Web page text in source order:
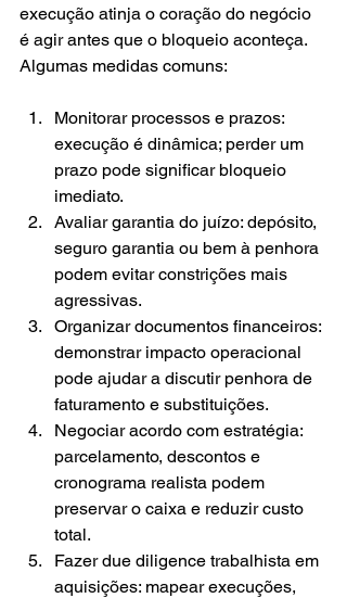
execução atinja o coração do negócio
é agir antes que o bloqueio aconteça.
Algumas medidas comuns:
Monitorar processos e prazos:
execução é dinâmica; perder um
prazo pode significar bloqueio
imediato.
Avaliar garantia do juízo: depósito,
seguro garantia ou bem à penhora
podem evitar constrições mais
agressivas.
Organizar documentos financeiros:
demonstrar impacto operacional
pode ajudar a discutir penhora de
faturamento e substituições.
Negociar acordo com estratégia:
parcelamento, descontos e
cronograma realista podem
preservar o caixa e reduzir custo
total.
Fazer due diligence trabalhista em
aquisições: mapear execuções,